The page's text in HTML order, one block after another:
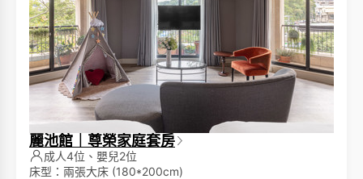
麗池館｜尊榮家庭套房
成人4位、嬰兒2位
床型：兩張大床 (180*200cm)